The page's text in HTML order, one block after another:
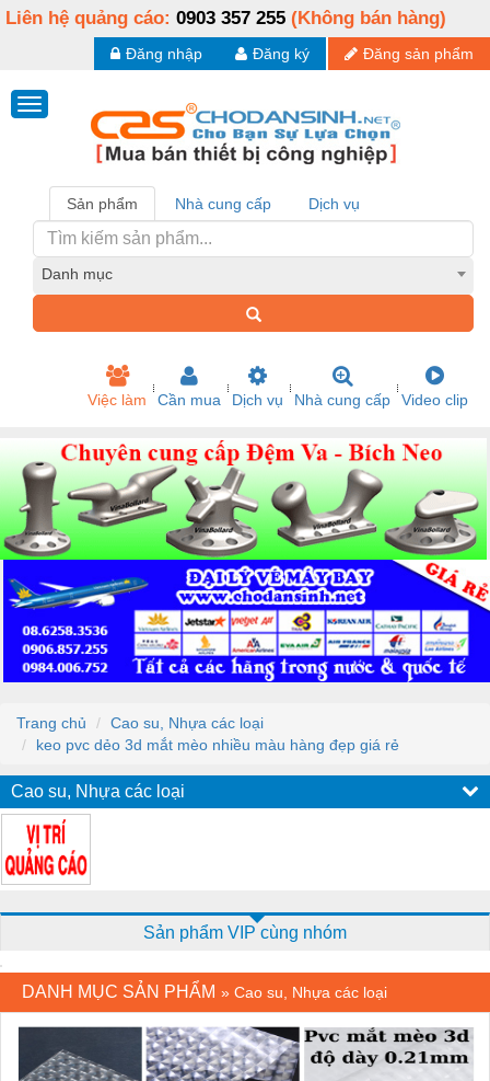
Liên hệ quảng cáo: 0903 357 255 (Không bán hàng)
Đăng sản phẩm
Đăng ký
Đăng nhập
Sản phẩm Nhà cung cấp Dịch vụ
Danh mục
Việc làm Cần mua Dịch vụ Nhà cung cấp Video clip
Trang chủ
Cao su, Nhựa các loại
keo pvc dẻo 3d mắt mèo nhiều màu hàng đẹp giá rẻ
Cao su, Nhựa các loại
Sản phẩm VIP cùng nhóm
DANH MỤC SẢN PHẨM » Cao su, Nhựa các loại